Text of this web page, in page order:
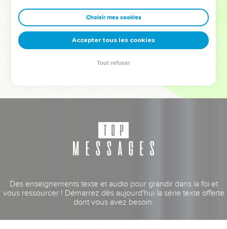
clés pour avancer avec plus de sagesse afin que leurs erreurs
deviennent vos tremplins. Que vous guidiez un ministère, une
équipe, un groupe ou une famille, leur expérience est faite
pour vous.
Des enseignements texte et audio pour grandir dans la foi et
vous ressourcer ! Démarrez dès aujourd'hui la série texte offerte
dont vous avez besoin.
Choisir mes cookies
Accepter tous les cookies
Tout refuser